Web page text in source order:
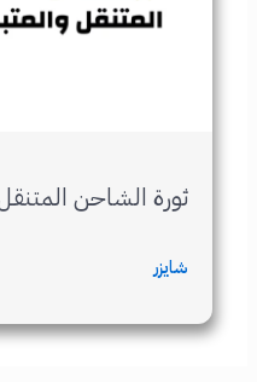
ثورة الشاحن
شايزر